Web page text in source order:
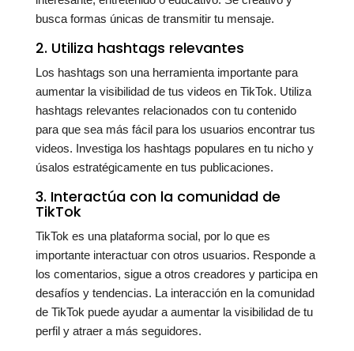
busca formas únicas de transmitir tu mensaje.
2. Utiliza hashtags relevantes
Los hashtags son una herramienta importante para
aumentar la visibilidad de tus videos en TikTok. Utiliza
hashtags relevantes relacionados con tu contenido
para que sea más fácil para los usuarios encontrar tus
videos. Investiga los hashtags populares en tu nicho y
úsalos estratégicamente en tus publicaciones.
3. Interactúa con la comunidad de
TikTok
TikTok es una plataforma social, por lo que es
importante interactuar con otros usuarios. Responde a
los comentarios, sigue a otros creadores y participa en
desafíos y tendencias. La interacción en la comunidad
de TikTok puede ayudar a aumentar la visibilidad de tu
perfil y atraer a más seguidores.